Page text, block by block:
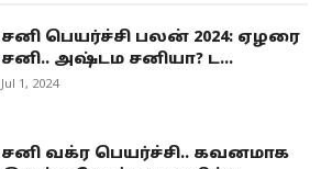
சனி பெயர்ச்சி பலன் 2024: ஏழரை
சனி.. அஷ்டம சனியா? ட...
Jul 1, 2024
சனி வக்ர பெயர்ச்சி.. கவனமாக